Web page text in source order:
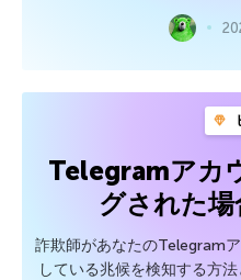
Telegramアカ
グされた
詐欺師があなたのTelegram
している兆候を検知する方